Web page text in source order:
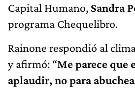
Capital Humano, Sandra
programa Chequelibro.
Rainone respondió al
y afirmó: “Me parece que
aplaudir, no para